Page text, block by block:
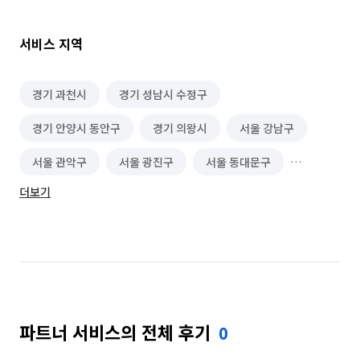
서비스 지역
경기 과천시 경기 성남시 수정구
경기 안양시 동안구 경기 의왕시 서울 강남구
서울 관악구 서울 광진구 서울 동대문구
서울 동작구
서울 송파구 서울 영등포구 서울 용산구
더보기
파트너 서비스의 전체 후기 0